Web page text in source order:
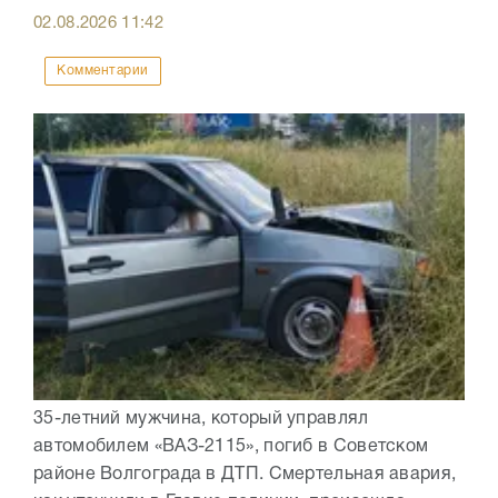
02.08.2026 11:42
Комментарии
35-летний мужчина, который управлял
автомобилем «ВАЗ-2115», погиб в Советском
районе Волгограда в ДТП. Смертельная авария,